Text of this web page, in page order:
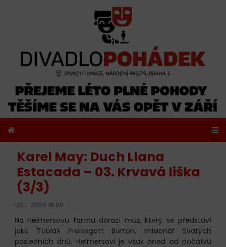
Karel May: Duch Llana
Estacada – 03. Krvavá liška
(3/3)
06.11.2024 18:00
Na Helmersovu farmu dorazí muž, který se představí
jako Tobiáš Preisegott Burton, misionář Svatých
posledních dnů. Helmersovi je však hned od počátku